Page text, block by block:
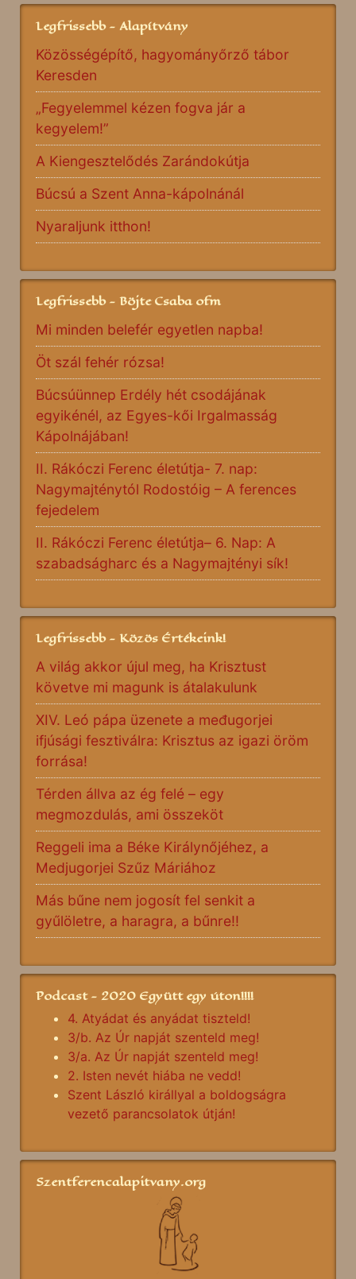
Legfrissebb - Alapítvány
Közösségépítő, hagyományőrző tábor
Keresden
„Fegyelemmel kézen fogva jár a
kegyelem!”
A Kiengesztelődés Zarándokútja
Búcsú a Szent Anna-kápolnánál
Nyaraljunk itthon!
Legfrissebb - Böjte Csaba ofm
Mi minden belefér egyetlen napba!
Öt szál fehér rózsa!
Búcsúünnep Erdély hét csodájának
egyikénél, az Egyes-kői Irgalmasság
Kápolnájában!
II. Rákóczi Ferenc életútja- 7. nap:
Nagymajténytól Rodostóig – A ferences
fejedelem
II. Rákóczi Ferenc életútja– 6. Nap: A
szabadságharc és a Nagymajtényi sík!
Legfrissebb - Közös Értékeink!
A világ akkor újul meg, ha Krisztust
követve mi magunk is átalakulunk
XIV. Leó pápa üzenete a međugorjei
ifjúsági fesztiválra: Krisztus az igazi öröm
forrása!
Térden állva az ég felé – egy
megmozdulás, ami összeköt
Reggeli ima a Béke Királynőjéhez, a
Medjugorjei Szűz Máriához
Más bűne nem jogosít fel senkit a
gyűlöletre, a haragra, a bűnre!!
Podcast - 2020 Együtt egy úton!!!!
4. Atyádat és anyádat tiszteld!
3/b. Az Úr napját szenteld meg!
3/a. Az Úr napját szenteld meg!
2. Isten nevét hiába ne vedd!
Szent László királlyal a boldogságra
vezető parancsolatok útján!
Szentferencalapitvany.org